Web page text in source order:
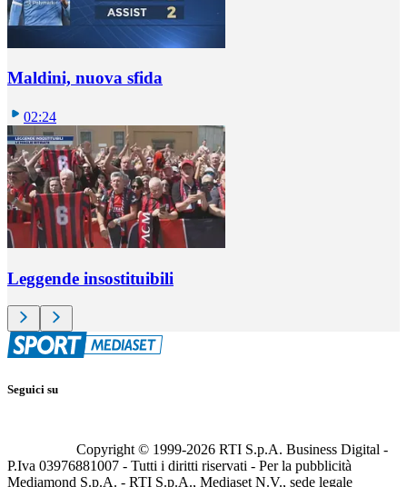
Maldini, nuova sfida
02:24
Leggende insostituibili
Seguici su
Copyright © 1999-2026 RTI S.p.A. Business Digital -
P.Iva 03976881007 - Tutti i diritti riservati - Per la pubblicità
Mediamond S.p.A. - RTI S.p.A., Mediaset N.V., sede legale